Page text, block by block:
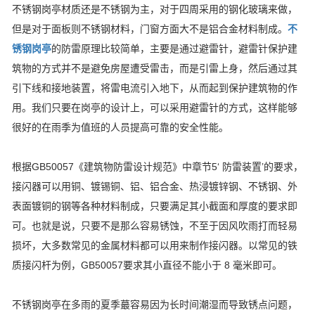
不锈钢岗亭材质还是不锈钢为主，对于四周采用的钢化玻璃来做，
但是对于面板则不锈钢材料，门窗方面大不是铝合金材料制成。 不
锈钢岗亭的防雷原理比较简单，主要是通过避雷针，避雷针保护建
筑物的方式并不是避免房屋遭受雷击，而是引雷上身，然后通过其
引下线和接地装置，将雷电流引入地下，从而起到保护建筑物的作
用。我们只要在岗亭的设计上，可以采用避雷针的方式，这样能够
很好的在雨季为值班的人员提高可靠的安全性能。
根据GB50057《建筑物防雷设计规范》中章节5‘ 防雷装置’的要求，
接闪器可以用铜、镀锡铜、铝、铝合金、热浸镀锌钢、不锈钢、外
表面镀铜的钢等各种材料制成，只要满足其小截面和厚度的要求即
可。也就是说，只要不是那么容易锈蚀，不至于因风吹雨打而轻易
损坏，大多数常见的金属材料都可以用来制作接闪器。以常见的铁
质接闪杆为例，GB50057要求其小直径不能小于 8 毫米即可。
不锈钢岗亭在多雨的夏季蕞容易因为长时间潮湿而导致锈点问题，